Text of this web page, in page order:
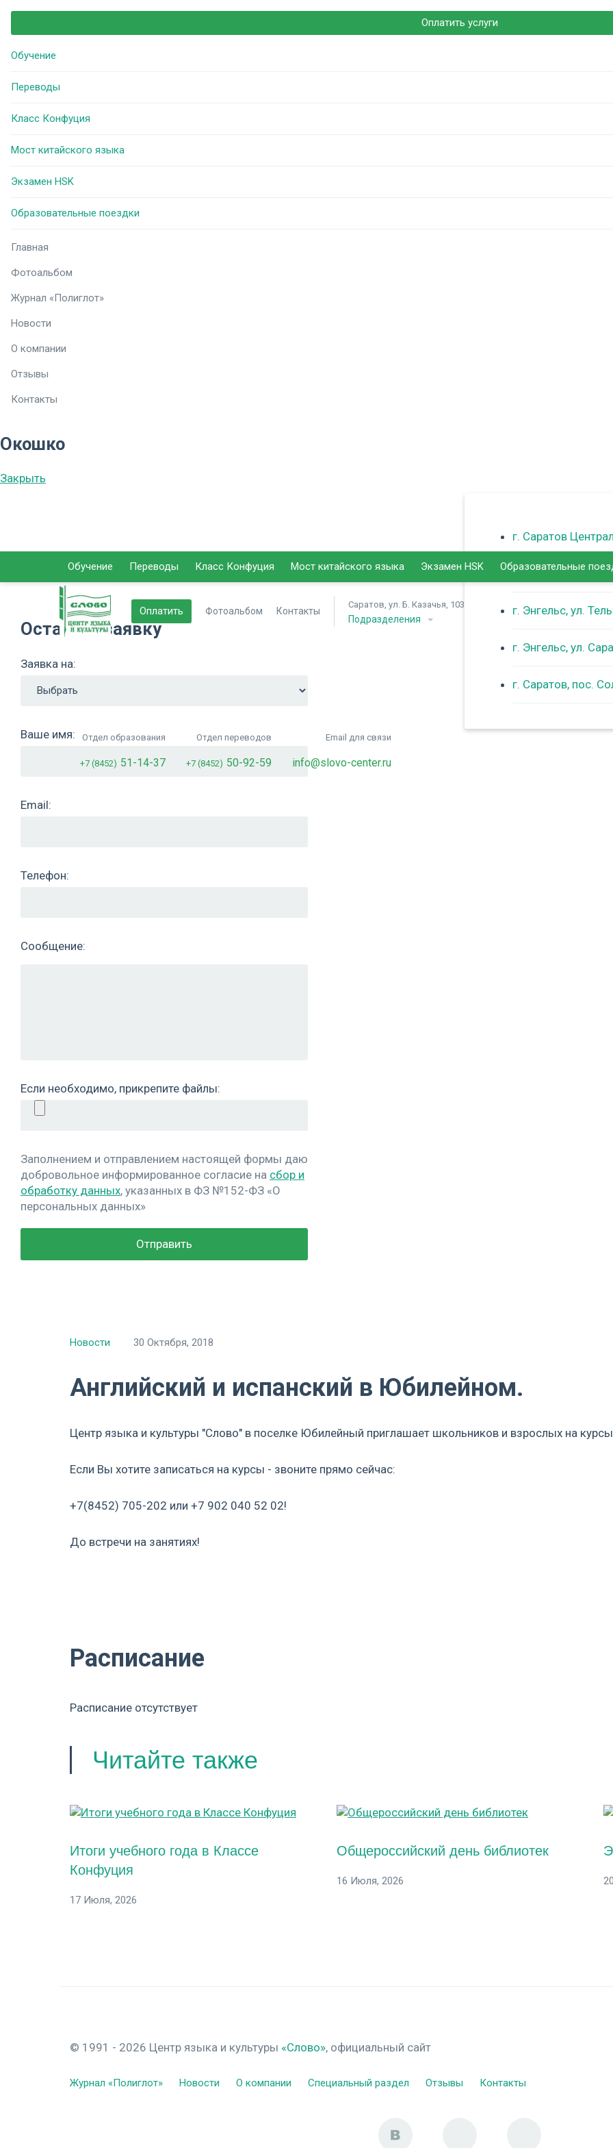
Оплатить услуги
Обучение
Переводы
Класс Конфуция
Мост китайского языка
Экзамен HSK
Образовательные поездки
Главная
Фотоальбом
Журнал «Полиглот»
Новости
О компании
Отзывы
Контакты
Окошко
Закрыть
Оплатить Фотоальбом Контакты
Саратов, ул. Б. Казачья, 103
Подразделения
г. Саратов
г. Балаково
г. Энгельс, ул.
г. Энгельс, ул.
г. Саратов, пос.
Отдел образования
+7 (8452) 51-14-37
Отдел переводов
+7 (8452) 50-92-59
Email для связи
info@slovo-center.ru
Обучение Переводы Класс Конфуция Мост китайского языка Экзамен HSK Образовательные
Оставьте заявку
Заявка на:
Ваше имя:
Email:
Телефон:
Сообщение:
Если необходимо, прикрепите файлы:
Заполнением и отправлением настоящей формы даю
добровольное информированное согласие на сбор и
обработку данных, указанных в ФЗ №152-ФЗ «О
персональных данных»
Новости 30 Октября, 2018
Английский и испанский в Юбилейном.
Центр языка и культуры "Слово" в поселке Юбилейный приглашает школьников и взрослых на
Если Вы хотите записаться на курсы - звоните прямо сейчас:
+7(8452) 705-202 или +7 902 040 52 02!
До встречи на занятиях!
Расписание
Расписание отсутствует
Читайте также
Итоги учебного года в Классе
Конфуция
17 Июля, 2026
Общероссийский день библиотек
16 Июля, 2026
© 1991 - 2026 Центр языка и культуры «Слово», официальный сайт
Журнал «Полиглот» Новости О компании Специальный раздел Отзывы Контакты